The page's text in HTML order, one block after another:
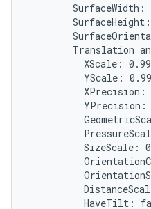
SurfaceWidth:
Translation
XScale:
YScale:
XPrecision:
YPrecision:
SizeScale:
HaveTilt: